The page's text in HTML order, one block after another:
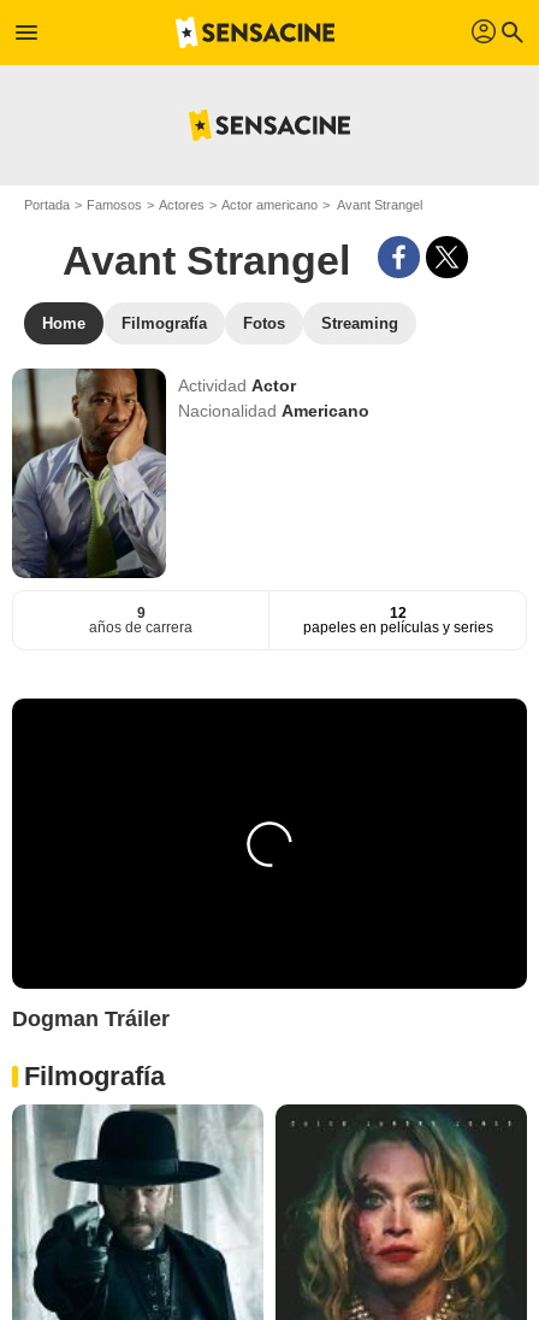
menu profil search
Portada Famosos Actores Actor americano Avant Strangel
Avant Strangel
Home Filmografía Fotos Streaming
ActividadActor
NacionalidadAmericano
9
años de carrera
12
papeles en películas y series
Dogman Tráiler
Filmografía